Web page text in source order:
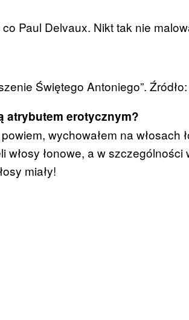
Paul Delvaux. Nikt tak nie
Świętego Antoniego”.
atrybutem erotycznym?
wychowałem na włosach
włosy łonowe, a w
miały!